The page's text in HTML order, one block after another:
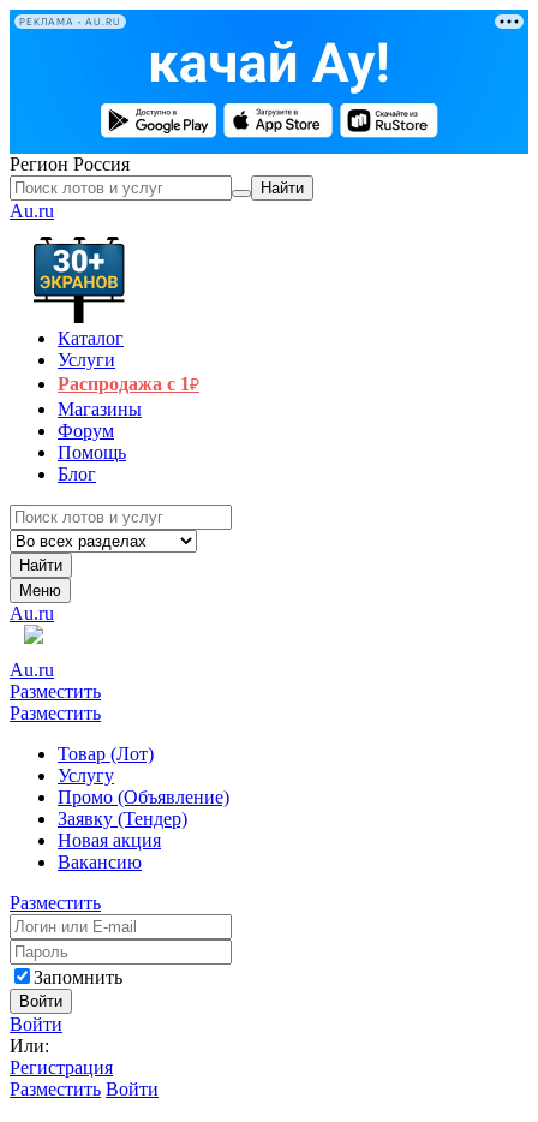
РЕКЛАМА • AU.RU
Регион Россия
Найти
Au.ru
Каталог
Услуги
Распродажа с 1₽
Магазины
Форум
Помощь
Блог
Найти
Меню
Au.ru
Au.ru
Разместить
Разместить
Товар (Лот)
Услугу
Промо (Объявление)
Заявку (Тендер)
Новая акция
Вакансию
Разместить
Запомнить
Войти
Войти
Или:
Регистрация
Разместить Войти